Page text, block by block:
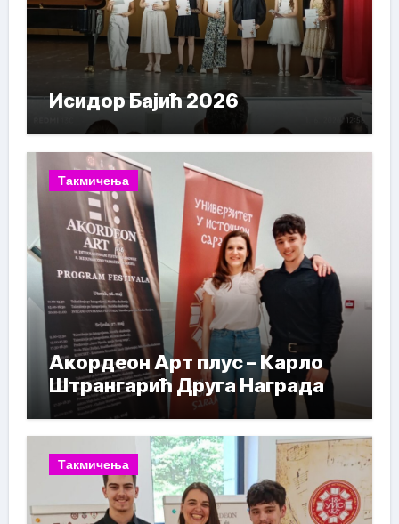
Исидор Бајић 2026
Такмичења
Акордеон Арт плус – Карло
Штрангарић Друга Награда
Такмичења